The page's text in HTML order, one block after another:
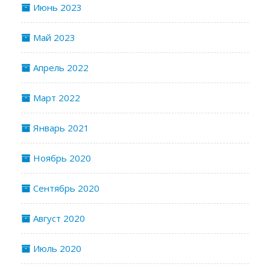
Июнь 2023
Май 2023
Апрель 2022
Март 2022
Январь 2021
Ноябрь 2020
Сентябрь 2020
Август 2020
Июль 2020